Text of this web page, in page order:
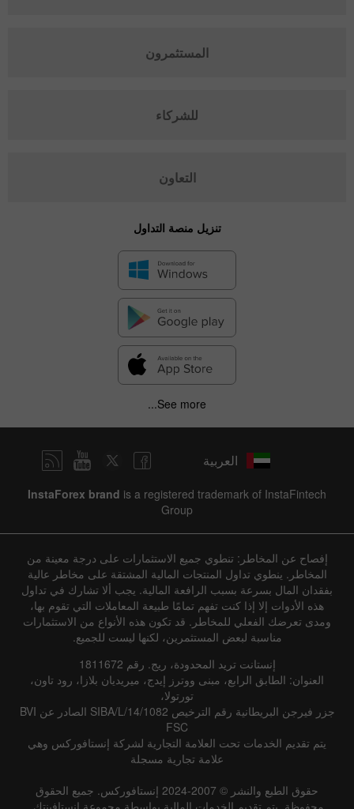
المستثمرون
للشركاء
التعاون
تنزيل منصة التداول
See more...
العربية
InstaForex brand is a registered trademark of InstaFintech
Group
إفصاح عن المخاطر: تنطوي جميع الاستثمارات على درجة معينة من
المخاطر. ينطوي تداول المنتجات المالية المشتقة على مخاطر عالية
بفقدان المال بسرعة بسبب الرافعة المالية. يجب ألا تشارك في تداول
هذه الأدوات إلا إذا كنت تفهم تمامًا طبيعة المعاملات التي تقوم بها،
ومدى تعرضك الفعلي للمخاطر. قد تكون هذه الأنواع من الاستثمارات
مناسبة لبعض المستثمرين، لكنها ليست للجميع.
إنستانت تريد المحدودة، ريج. رقم 1811672
العنوان: الطابق الرابع، مبنى ووترز إيدج، ميريديان بلازا، رود تاون،
تورتولا،
جزر فيرجن البريطانية رقم الترخيص SIBA/L/14/1082 الصادر عن BVI
FSC
يتم تقديم الخدمات تحت العلامة التجارية لشركة إنستافوركس وهي
علامة تجارية مسجلة
حقوق الطبع والنشر © 2007-2024 إنستافوركس. جميع الحقوق
محفوظة. يتم تقديم الخدمات المالية بواسطة مجموعة إنستافينتك.